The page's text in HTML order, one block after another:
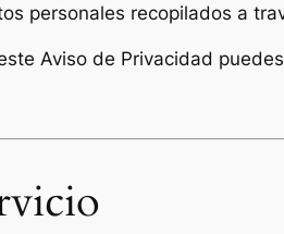
personales recopilados a
Aviso de Privacidad